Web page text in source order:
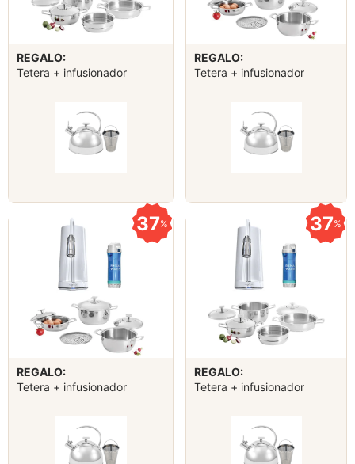
REGALO:
Tetera + infusionador
REGALO:
Tetera + infusionador
37%
REGALO:
Tetera + infusionador
37%
REGALO:
Tetera + infusionador